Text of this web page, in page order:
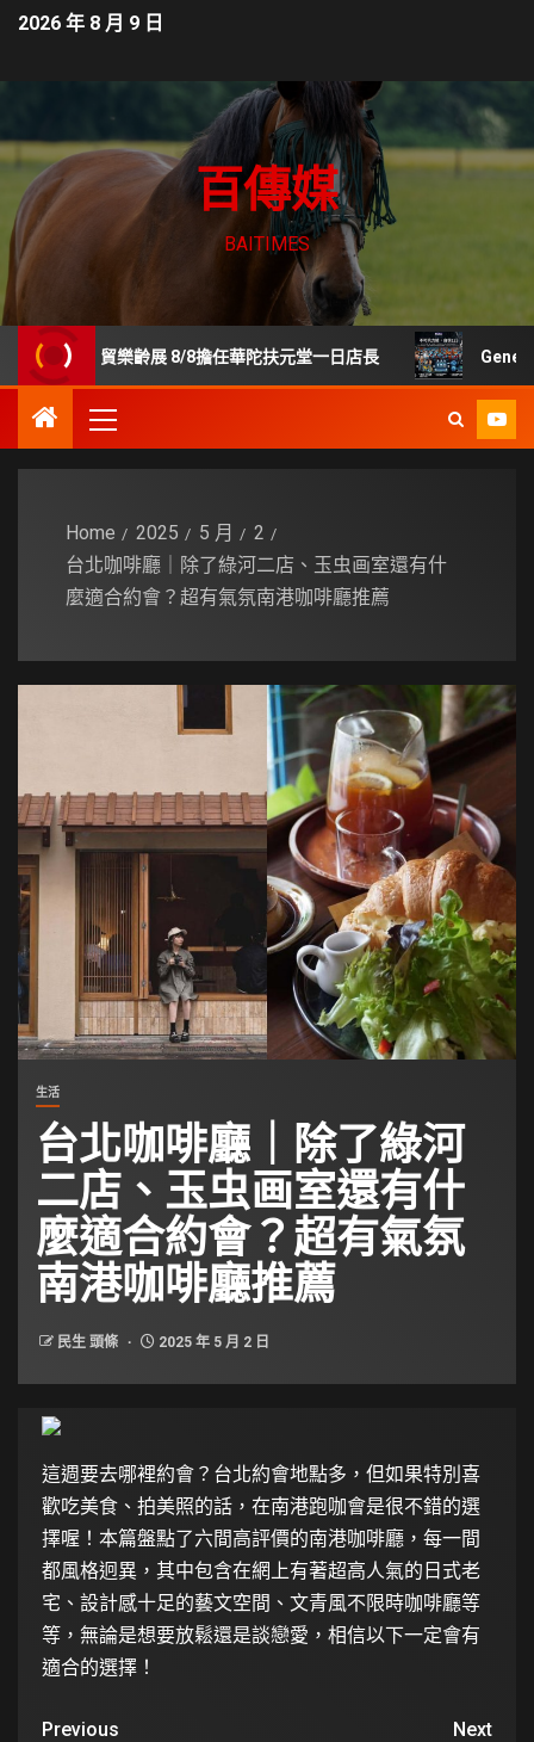
2026 年 8 月 9 日
百傳媒
BAITIMES
身世貿樂齡展 8/8擔任華陀扶元堂一日店長 GenerStand
Home 2025 5 月
2
台北咖啡廳｜除了綠河二店、玉虫画室還有什
麼適合約會？超有氣氛南港咖啡廳推薦
生活
台北咖啡廳｜除了綠河
二店、玉虫画室還有什
麼適合約會？超有氣氛
南港咖啡廳推薦
民生 頭條 2025 年 5 月 2 日
這週要去哪裡約會？台北約會地點多，但如果特別喜
歡吃美食、拍美照的話，在南港跑咖會是很不錯的選
擇喔！本篇盤點了六間高評價的南港咖啡廳，每一間
都風格迥異，其中包含在網上有著超高人氣的日式老
宅、設計感十足的藝文空間、文青風不限時咖啡廳等
等，無論是想要放鬆還是談戀愛，相信以下一定會有
適合的選擇！
Previous
Next